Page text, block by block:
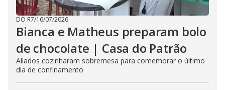
DO R7/16/07/2026
Bianca e Matheus preparam bolo
de chocolate | Casa do Patrão
Aliados cozinharam sobremesa para comemorar o último
dia de confinamento